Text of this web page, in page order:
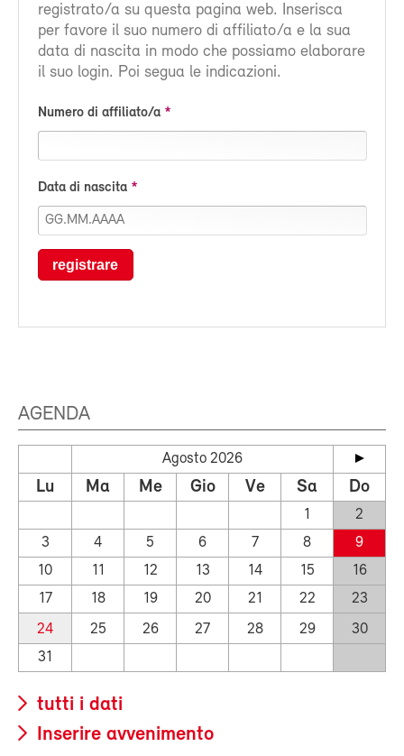
registrato/a su questa pagina web. Inserisca
per favore il suo numero di affiliato/a e la sua
data di nascita in modo che possiamo elaborare
il suo login. Poi segua le indicazioni.
Numero di affiliato/a
Data di nascita
registrare
AGENDA
Agosto 2026
Lu Ma Me Gio Ve Sa Do
1
2
3
4 5 6 7 8
9
10
11 12 13 14 15
16
17
18 19 20 21 22
23
24
25 26 27 28 29
30
31
tutti i dati
Inserire avvenimento